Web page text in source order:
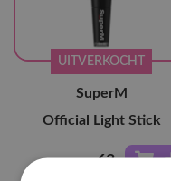
UITVERKOCHT
SuperM
Official Light Stick
63,-